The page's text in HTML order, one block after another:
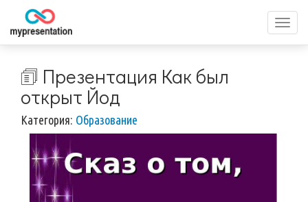
меню
🗊 Презентация Как был
открыт Йод
Категория: Образование